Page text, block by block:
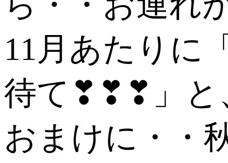
11月あたりに
待て❣❣❣」と
おまけに・・